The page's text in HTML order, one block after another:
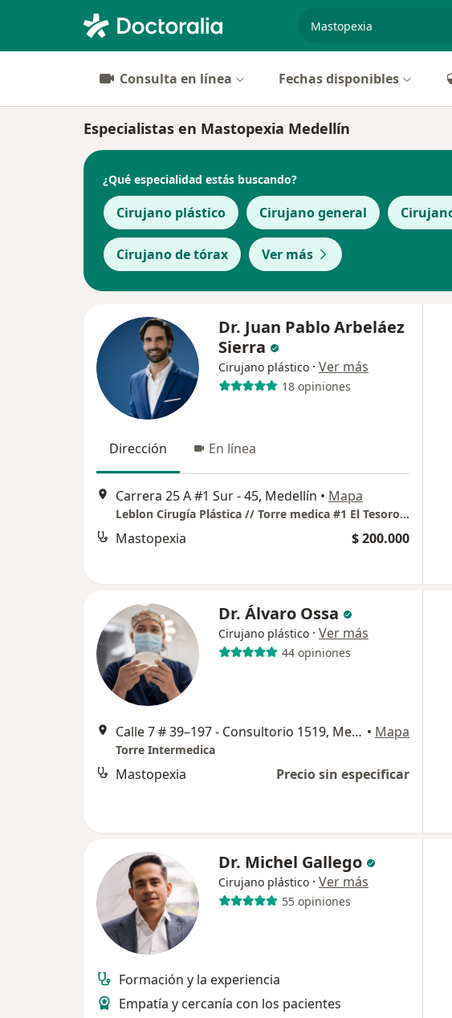
Consulta en línea Fechas disponibles
Especialistas en Mastopexia Medellín
¿Qué especialidad estás buscando?
Cirujano plástico Cirujano general
Cirujano de tórax Ver más
Dr. Juan Pablo Arbeláez
Sierra
Cirujano plástico · Ver más
18 opiniones
Dirección En línea
Carrera 25 A #1 Sur - 45, Medellín • Mapa
Leblon Cirugía Plástica // Torre medica #1 El Tesoro Consultorio 1337
Mastopexia $ 200.000
Dr. Álvaro Ossa
Cirujano plástico · Ver más
44 opiniones
Calle 7 # 39–197 - Consultorio 1519, Medellín • Mapa
Torre Intermedica
Mastopexia Precio sin especificar
Dr. Michel Gallego
Cirujano plástico · Ver más
55 opiniones
Formación y la experiencia
Empatía y cercanía con los pacientes